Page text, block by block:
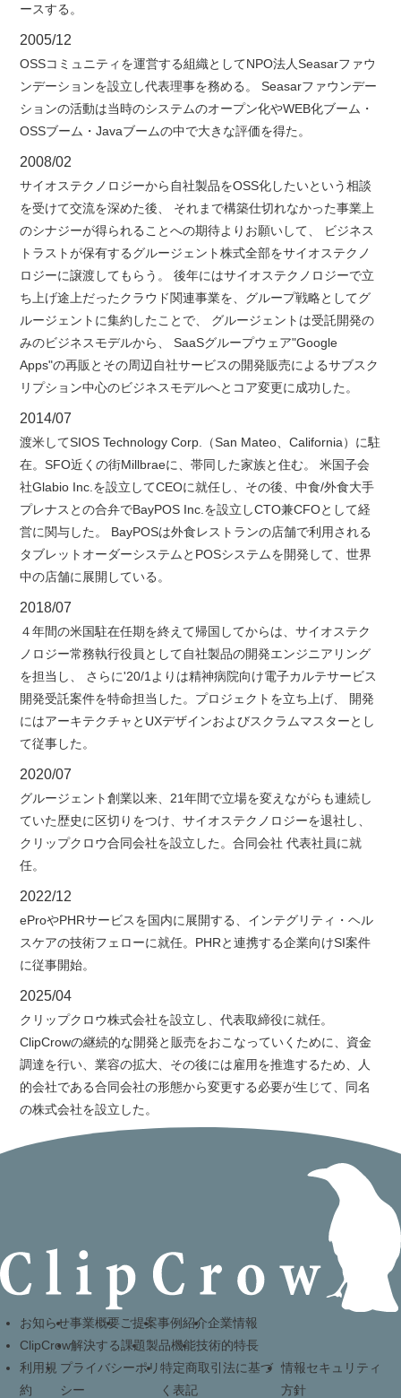
ースする。
2005/12
OSSコミュニティを運営する組織としてNPO法人Seasarファウ
ンデーションを設立し代表理事を務める。 Seasarファウンデー
ションの活動は当時のシステムのオープン化やWEB化ブーム・
OSSブーム・Javaブームの中で大きな評価を得た。
2008/02
サイオステクノロジーから自社製品をOSS化したいという相談
を受けて交流を深めた後、 それまで構築仕切れなかった事業上
のシナジーが得られることへの期待よりお願いして、 ビジネス
トラストが保有するグルージェント株式全部をサイオステクノ
ロジーに譲渡してもらう。 後年にはサイオステクノロジーで立
ち上げ途上だったクラウド関連事業を、グループ戦略としてグ
ルージェントに集約したことで、 グルージェントは受託開発の
みのビジネスモデルから、 SaaSグループウェア"Google
Apps"の再販とその周辺自社サービスの開発販売によるサブスク
リプション中心のビジネスモデルへとコア変更に成功した。
2014/07
渡米してSIOS Technology Corp.（San Mateo、California）に駐
在。SFO近くの街Millbraeに、帯同した家族と住む。 米国子会
社Glabio Inc.を設立してCEOに就任し、その後、中食/外食大手
プレナスとの合弁でBayPOS Inc.を設立しCTO兼CFOとして経
営に関与した。 BayPOSは外食レストランの店舗で利用される
タブレットオーダーシステムとPOSシステムを開発して、世界
中の店舗に展開している。
2018/07
４年間の米国駐在任期を終えて帰国してからは、サイオステク
ノロジー常務執行役員として自社製品の開発エンジニアリング
を担当し、 さらに'20/1よりは精神病院向け電子カルテサービス
開発受託案件を特命担当した。プロジェクトを立ち上げ、 開発
にはアーキテクチャとUXデザインおよびスクラムマスターとし
て従事した。
2020/07
グルージェント創業以来、21年間で立場を変えながらも連続し
ていた歴史に区切りをつけ、サイオステクノロジーを退社し、
クリップクロウ合同会社を設立した。合同会社 代表社員に就
任。
2022/12
eProやPHRサービスを国内に展開する、インテグリティ・ヘル
スケアの技術フェローに就任。PHRと連携する企業向けSI案件
に従事開始。
2025/04
クリップクロウ株式会社を設立し、代表取締役に就任。
ClipCrowの継続的な開発と販売をおこなっていくために、資金
調達を行い、業容の拡大、その後には雇用を推進するため、人
的会社である合同会社の形態から変更する必要が生じて、同名
の株式会社を設立した。
お知らせ事業概要ご提案事例紹介企業情報
ClipCrow解決する課題製品機能技術的特長
利用規
約
プライバシーポリ
シー
特定商取引法に基づ
く表記
情報セキュリティ
方針